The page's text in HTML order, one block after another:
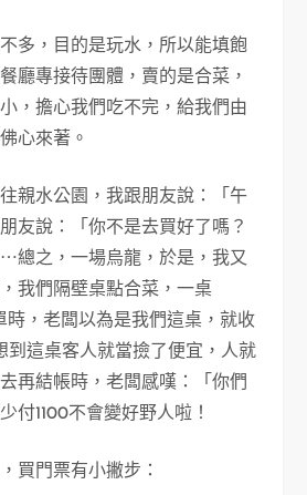
多，目的是玩水，所以能填飽
廳專接待團體，賣的是合菜，
，擔心我們吃不完，給我們由
心來著。
親水公園，我跟朋友說：「午
友說：「你不是去買好了嗎？
總之，一場烏龍，於是，我又
我們隔壁桌點合菜，一桌
，老闆以為是我們這桌，就收
到這桌客人就當撿了便宜，人就
再結帳時，老闆感嘆：「你們
付1100不會變好野人啦！
買門票有小撇步：